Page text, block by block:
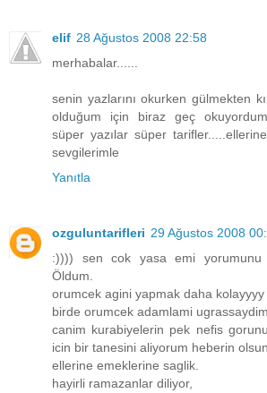
elif 28 Ağustos 2008 22:58
merhabalar......
senin yazlarını okurken gülmekten
olduğum için biraz geç
süper yazılar süper
sevgilerimle
Yanıtla
ozguluntarifleri 29 Ağustos 2008
:)))) sen cok yasa emi yorumunu
Öldum.
orumcek agini yapmak daha kolayyyy
birde orumcek adamlami
canim kurabiyelerin pek nefis
icin bir tanesini aliyorum heberin
ellerine emeklerine saglik.
hayirli ramazanlar diliyor,